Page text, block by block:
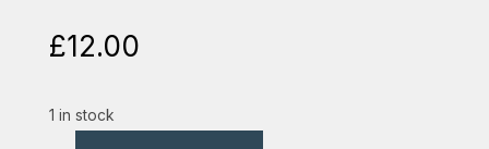
£12.00
1 in stock